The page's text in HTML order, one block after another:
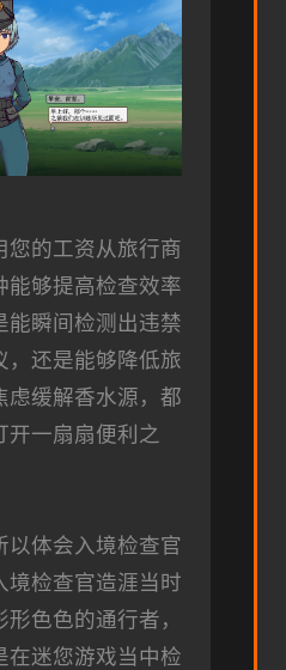
您的工资从旅行商
能够提高检查效率
能瞬间检测出违禁
，还是能够降低旅
虑缓解香水源，都
开一扇扇便利之
以体会入境检查官
境检查官造涯当时
色色的通行者，
在迷您游戏当中检